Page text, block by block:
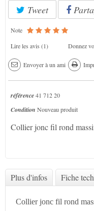
Tweet
Note
Lire les avis (1) Donnez
Envoyer à un ami
référence41 712 20
Condition Nouveau produit
Collier jonc fil rond
Plus d'infos Fiche
Collier jonc fil rond